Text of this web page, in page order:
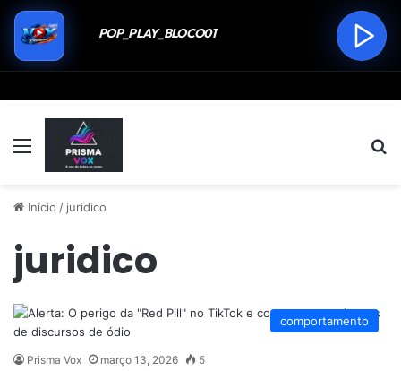
Menu
Início / juridico
juridico
comportamento
Prisma Vox março 13, 2026 5